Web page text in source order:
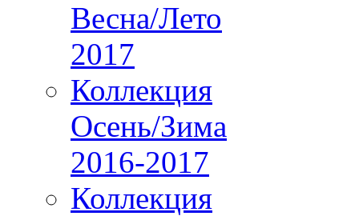
Весна/Лето
2017
Коллекция
Осень/Зима
2016-2017
Коллекция